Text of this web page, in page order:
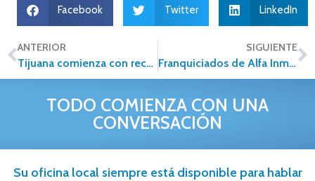
Facebook Twitter LinkedIn
ANTERIOR
Tijuana comienza con reconversión hacia la verticalidad
SIGUIENTE
Franquiciados de Alfa Inmobiliaria, decididos a Enderezar el Mundo Inmobiliario
TODO COMIENZA CON UNA
CONVERSACIÓN
Su oficina local siempre está disponible para hablar